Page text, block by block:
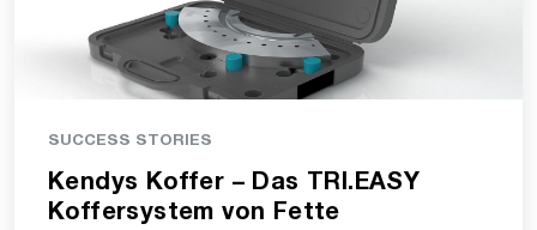
SUCCESS STORIES
Kendys Koffer – Das TRI.EASY
Koffersystem von Fette